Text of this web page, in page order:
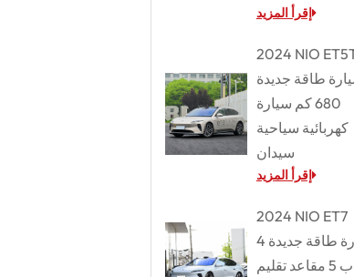
إقرأ المزيد
2024 NIO
طاقة جديدة
680 كم سيارة
كهربائية سياحية
سيدان
إقرأ المزيد
2024 NIO ET7
سيارة طاقة جديدة 4
أبواب 5 مقاعد تقليم